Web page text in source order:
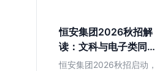
想接触项目全流程的应届
生，追求大厂光环者慎
投。
恒安集团2026秋招解
读：文科与电子类同学
的稳妥选择？
恒安集团2026秋招启动，